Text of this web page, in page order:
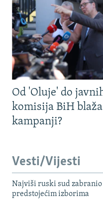
Od 'Oluje' do
komisija BiH
kampanji?
Vesti/Vijesti
Najviši ruski sud
predstojećim izborima